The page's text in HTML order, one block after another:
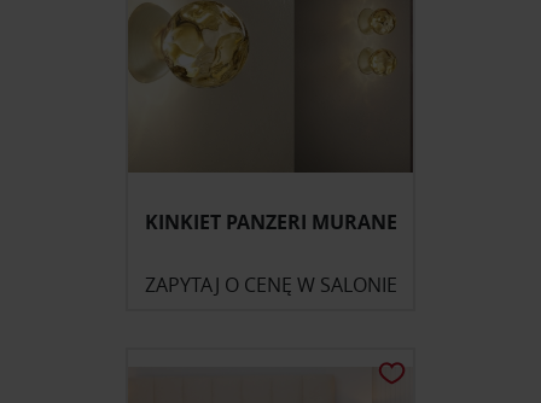
KINKIET PANZERI MURANE
ZAPYTAJ O CENĘ W SALONIE